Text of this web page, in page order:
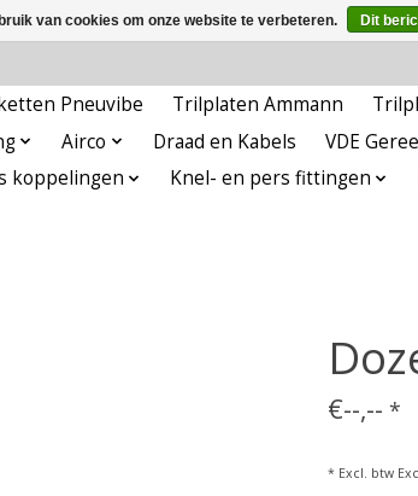
Pneuvibe Trilplaten Ammann
Airco Draad en Kabels VDE
koppelingen Knel- en pers fittingen
€--,-- *
* Excl. btw
van cookies om onze website te verbeteren. Dit